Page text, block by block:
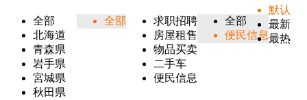
全部
北海道
青森県
岩手県
宮城県
秋田県
全部
求职招聘
房屋租售
物品买卖
二手车
便民信息
全部
便民信息
默认
最新
最热